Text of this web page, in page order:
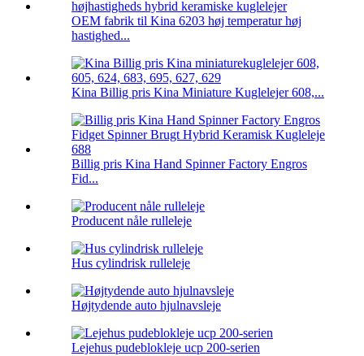
OEM fabrik til Kina 6203 høj temperatur høj
hastighed...
Kina Billig pris Kina Miniature Kuglelejer 608,...
Billig pris Kina Hand Spinner Factory Engros
Fid...
Producent nåle rulleleje
Hus cylindrisk rulleleje
Højtydende auto hjulnavsleje
Lejehus pudeblokleje ucp 200-serien